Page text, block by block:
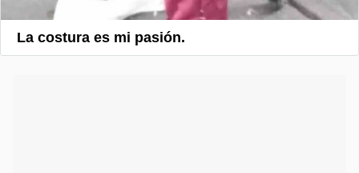
La costura es mi pasión.